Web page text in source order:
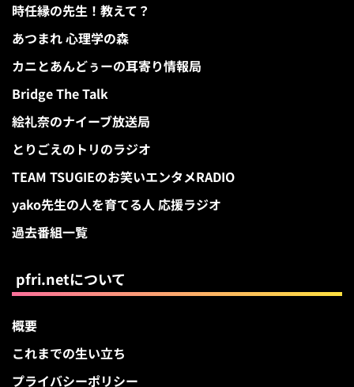
時任縁の先生！教えて？
あつまれ 心理学の森
カニとあんどぅーの耳寄り情報局
Bridge The Talk
絵礼奈のナイーブ放送局
とりごえのトリのラジオ
TEAM TSUGIEのお笑いエンタメRADIO
yako先生の人を育てる人 応援ラジオ
過去番組一覧
pfri.netについて
概要
これまでの生い立ち
プライバシーポリシー